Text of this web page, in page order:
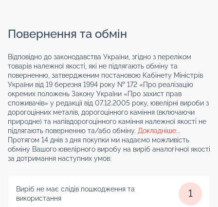
Повернення та обмін
Відповідно до законодавства України, згідно з переліком
товарів належної якості, які не підлягають обміну та
поверненню, затвердженим постановою Кабінету Міністрів
України від 19 березня 1994 року № 172 «Про реалізацію
окремих положень Закону України «Про захист прав
споживачів» у редакції від 07.12.2005 року, ювелірні вироби з
дорогоцінних металів, дорогоцінного каміння (включаючи
природне) та напівдорогоцінного каміння належної якості не
підлягають поверненню та/або обміну. Докладніше...
Протягом 14 днів з дня покупки ми надаємо можливість
обміну Вашого ювелірного виробу на виріб аналогічної якості
за дотримання наступних умов:
Виріб не має слідів пошкодження та
використання
1